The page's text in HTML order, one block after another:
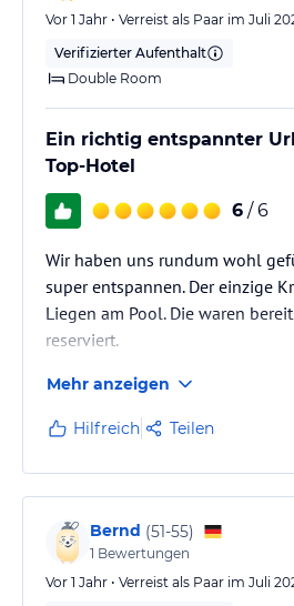
Vor 1 Jahr • Verreist als Paar im Juli
Verifizierter Aufenthalt
Double Room
Ein richtig entspannter
Top-Hotel
6 / 6
Wir haben uns rundum wohl
super entspannen. Der einzige
Liegen am Pool. Die waren
reserviert.
Mehr anzeigen
Hilfreich Teilen
Bernd (51-55)
1 Bewertungen
Vor 1 Jahr • Verreist als Paar im Juli